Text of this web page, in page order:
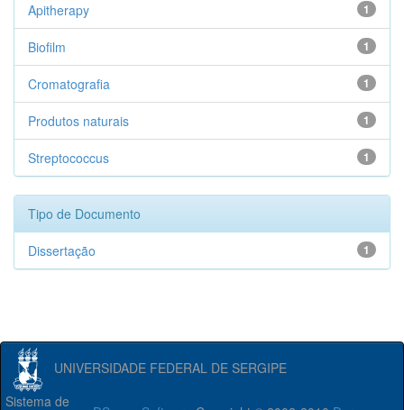
1
Apitherapy
1
Biofilm
1
Cromatografia
1
Produtos naturais
1
Streptococcus
Tipo de Documento
1
Dissertação
UNIVERSIDADE FEDERAL DE SERGIPE
Sistema de